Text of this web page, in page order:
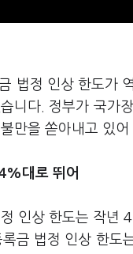
법정 인상 한도가
니다. 정부가 국가
만을 쏟아내고 있
대로 뛰어
인상 한도는 작
금 법정 인상 한도